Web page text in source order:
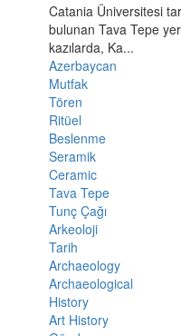
Catania Üniversitesi
bulunan Tava Tepe
kazılarda, Ka...
Azerbaycan
Mutfak
Tören
Ritüel
Beslenme
Seramik
Ceramic
Tava Tepe
Tunç Çağı
Arkeoloji
Tarih
Archaeology
Archaeological
History
Art History